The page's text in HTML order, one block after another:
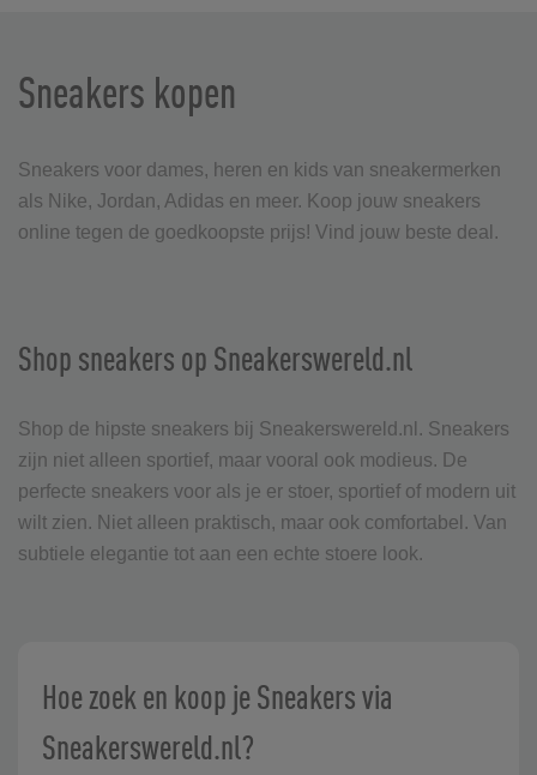
Sneakers kopen
Sneakers voor dames, heren en kids van sneakermerken
als Nike, Jordan, Adidas en meer. Koop jouw sneakers
online tegen de goedkoopste prijs! Vind jouw beste deal.
Shop sneakers op Sneakerswereld.nl
Shop de hipste sneakers bij Sneakerswereld.nl. Sneakers
zijn niet alleen sportief, maar vooral ook modieus. De
perfecte sneakers voor als je er stoer, sportief of modern uit
wilt zien. Niet alleen praktisch, maar ook comfortabel. Van
subtiele elegantie tot aan een echte stoere look.
Hoe zoek en koop je Sneakers via
Sneakerswereld.nl?